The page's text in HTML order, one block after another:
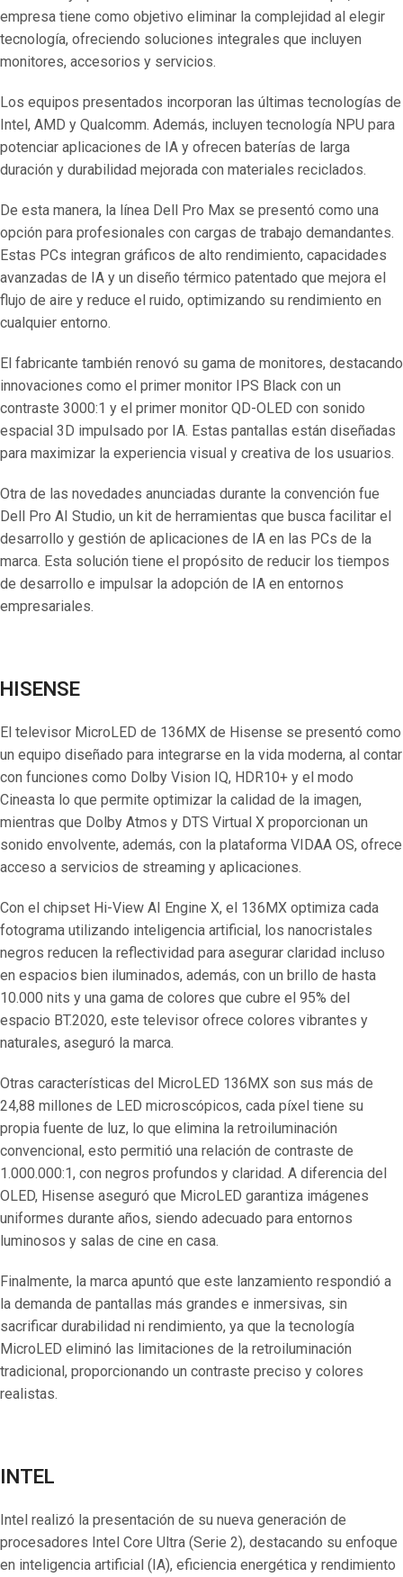
empresa tiene como objetivo eliminar la complejidad al elegir
tecnología, ofreciendo soluciones integrales que incluyen
monitores, accesorios y servicios.
Los equipos presentados incorporan las últimas tecnologías de
Intel, AMD y Qualcomm. Además, incluyen tecnología NPU para
potenciar aplicaciones de IA y ofrecen baterías de larga
duración y durabilidad mejorada con materiales reciclados.
De esta manera, la línea Dell Pro Max se presentó como una
opción para profesionales con cargas de trabajo demandantes.
Estas PCs integran gráficos de alto rendimiento, capacidades
avanzadas de IA y un diseño térmico patentado que mejora el
flujo de aire y reduce el ruido, optimizando su rendimiento en
cualquier entorno.
El fabricante también renovó su gama de monitores, destacando
innovaciones como el primer monitor IPS Black con un
contraste 3000:1 y el primer monitor QD-OLED con sonido
espacial 3D impulsado por IA. Estas pantallas están diseñadas
para maximizar la experiencia visual y creativa de los usuarios.
Otra de las novedades anunciadas durante la convención fue
Dell Pro AI Studio, un kit de herramientas que busca facilitar el
desarrollo y gestión de aplicaciones de IA en las PCs de la
marca. Esta solución tiene el propósito de reducir los tiempos
de desarrollo e impulsar la adopción de IA en entornos
empresariales.
HISENSE
El televisor MicroLED de 136MX de Hisense se presentó como
un equipo diseñado para integrarse en la vida moderna, al contar
con funciones como Dolby Vision IQ, HDR10+ y el modo
Cineasta lo que permite optimizar la calidad de la imagen,
mientras que Dolby Atmos y DTS Virtual X proporcionan un
sonido envolvente, además, con la plataforma VIDAA OS, ofrece
acceso a servicios de streaming y aplicaciones.
Con el chipset Hi-View AI Engine X, el 136MX optimiza cada
fotograma utilizando inteligencia artificial, los nanocristales
negros reducen la reflectividad para asegurar claridad incluso
en espacios bien iluminados, además, con un brillo de hasta
10.000 nits y una gama de colores que cubre el 95% del
espacio BT.2020, este televisor ofrece colores vibrantes y
naturales, aseguró la marca.
Otras características del MicroLED 136MX son sus más de
24,88 millones de LED microscópicos, cada píxel tiene su
propia fuente de luz, lo que elimina la retroiluminación
convencional, esto permitió una relación de contraste de
1.000.000:1, con negros profundos y claridad. A diferencia del
OLED, Hisense aseguró que MicroLED garantiza imágenes
uniformes durante años, siendo adecuado para entornos
luminosos y salas de cine en casa.
Finalmente, la marca apuntó que este lanzamiento respondió a
la demanda de pantallas más grandes e inmersivas, sin
sacrificar durabilidad ni rendimiento, ya que la tecnología
MicroLED eliminó las limitaciones de la retroiluminación
tradicional, proporcionando un contraste preciso y colores
realistas.
INTEL
Intel realizó la presentación de su nueva generación de
procesadores Intel Core Ultra (Serie 2), destacando su enfoque
en inteligencia artificial (IA), eficiencia energética y rendimiento